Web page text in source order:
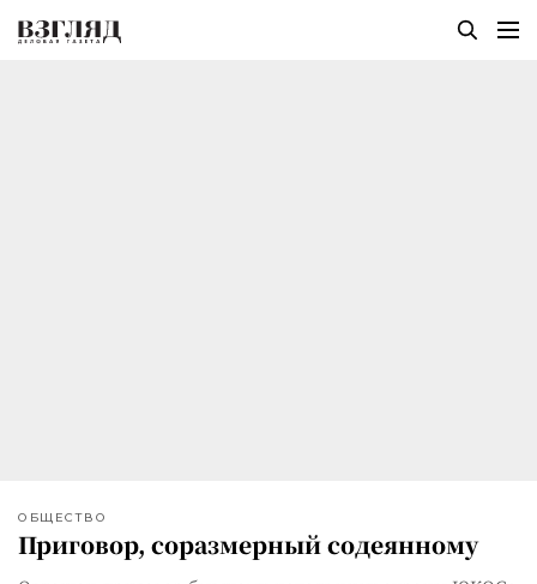
ОБЩЕСТВО
Приговор, соразмерный содеянному